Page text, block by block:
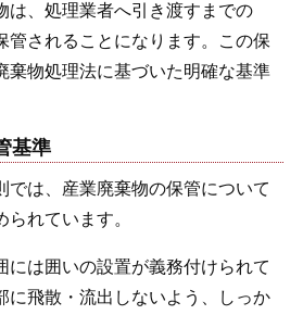
は、処理業者へ引き渡すまでの
管されることになります。この保
棄物処理法に基づいた明確な基準
基準
では、産業廃棄物の保管について
れています。
には囲いの設置が義務付けられて
に飛散・流出しないよう、しっか